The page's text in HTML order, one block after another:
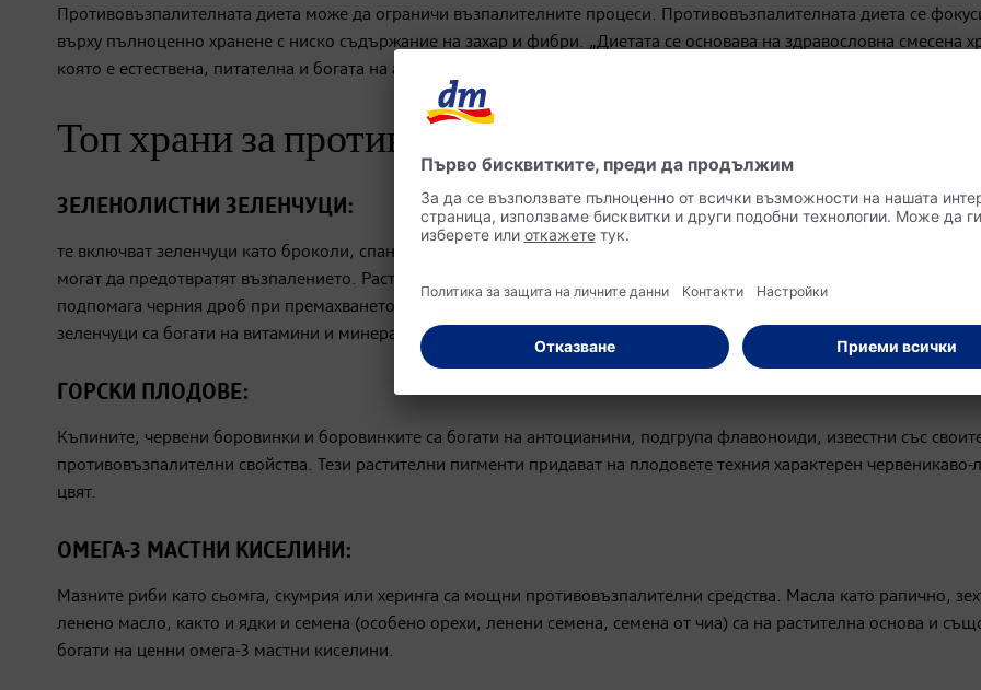
Противовъзпалителната диета може да ограничи възпалителните процеси. Противовъзпалителната диета се
върху пълноценно хранене с ниско съдържание на захар и фибри. „Диетата се основава на здравословна смесена
която е естествена, питателна и богата на антиоксиданти и омега-3 мастни киселини“, казва диетологът Каролина
Топ храни за противовъзпалително хранене
ЗЕЛЕНОЛИСТНИ ЗЕЛЕНЧУЦИ:
те включват зеленчуци като броколи, спанак и зеле, които са богати на антиоксиданти и други хранителни
могат да предотвратят възпалението. Растителният пигмент хлорофил, съдържащ се в тъмнозелените зеленчуци,
подпомага черния дроб при премахването на възпалителни тежки метали и токсини от околната среда. Зелените
зеленчуци са богати на витамини и минерали и следователно поддържат и имунната система.
ГОРСКИ ПЛОДОВЕ:
Къпините, червени боровинки и боровинките са богати на антоцианини, подгрупа флавоноиди, известни със
противовъзпалителни свойства. Тези растителни пигменти придават на плодовете техния характерен червеникаво-
цвят.
ОМЕГА-3 МАСТНИ КИСЕЛИНИ:
Мазните риби като сьомга, скумрия или херинга са мощни противовъзпалителни средства. Масла като рапично,
ленено масло, както и ядки и семена (особено орехи, ленени семена, семена от чиа) са на растителна основа и
богати на ценни омега-3 мастни киселини.